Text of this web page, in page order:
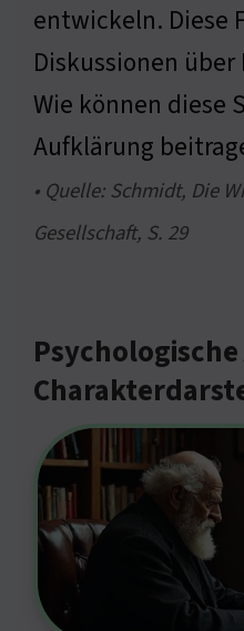
entwickeln. Diese
Diskussionen
Wie können diese
Aufklärung
• Quelle: Schmidt, Die
Gesellschaft, S. 29